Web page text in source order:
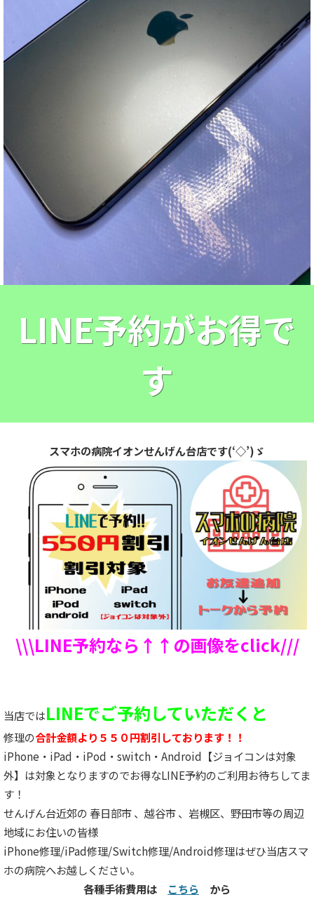
LINE予約がお得で
す
スマホの病院イオンせんげん台店です(‘◇’)ゞ
\\\LINE予約なら↑↑の画像をclick///
当店ではLINEでご予約していただくと
修理の合計金額より５５０円割引しております！！
iPhone・iPad・iPod・switch・Android【ジョイコンは対象
外】は対象となりますのでお得なLINE予約のご利用お待ちしてま
す！
せんげん台近郊の 春日部市 、越谷市 、岩槻区、野田市等の周辺
地域にお住いの皆様
iPhone修理/iPad修理/Switch修理/Android修理はぜひ当店スマ
ホの病院へお越しください。
各種手術費用は こちら から